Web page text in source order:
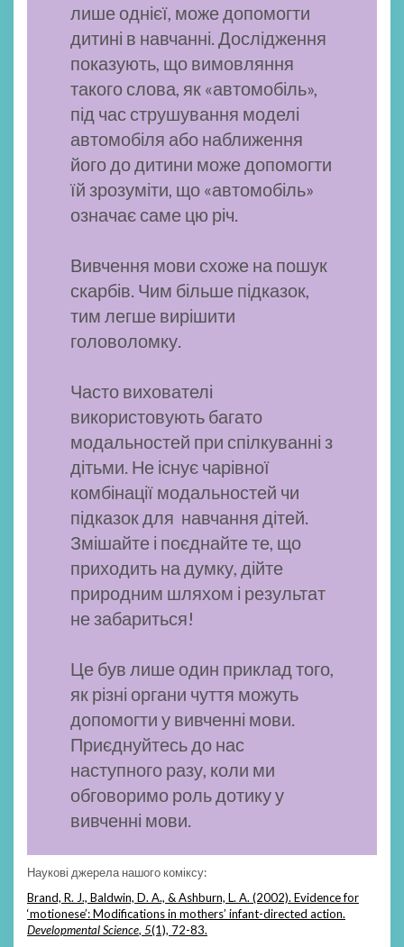
лише однієї, може допомогти
дитині в навчанні. Дослідження
показують, що вимовляння
такого слова, як «автомобіль»,
під час струшування моделі
автомобіля або наближення
його до дитини може допомогти
їй зрозуміти, що «автомобіль»
означає саме цю річ.
Вивчення мови схоже на пошук
скарбів. Чим більше підказок,
тим легше вирішити
головоломку.
Часто вихователі
використовують багато
модальностей при спілкуванні з
дітьми. Не існує чарівної
комбінації модальностей чи
підказок для навчання дітей.
Змішайте і поєднайте те, що
приходить на думку, дійте
природним шляхом і результат
не забариться!
Це був лише один приклад того,
як різні органи чуття можуть
допомогти у вивченні мови.
Приєднуйтесь до нас
наступного разу, коли ми
обговоримо роль дотику у
вивченні мови.
Наукові джерела нашого коміксу:
Brand, R. J., Baldwin, D. A., & Ashburn, L. A. (2002). Evidence for
‘motionese’: Modifications in mothers’ infant-directed action.
Developmental Science, 5(1), 72-83.